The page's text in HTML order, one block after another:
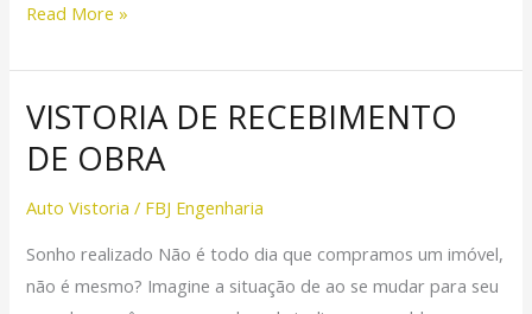
Read More »
VISTORIA DE RECEBIMENTO
DE OBRA
Auto Vistoria / FBJ Engenharia
Sonho realizado Não é todo dia que compramos um imóvel,
não é mesmo? Imagine a situação de ao se mudar para seu
VISTORIA
DE
RECEBIMENTO
DE